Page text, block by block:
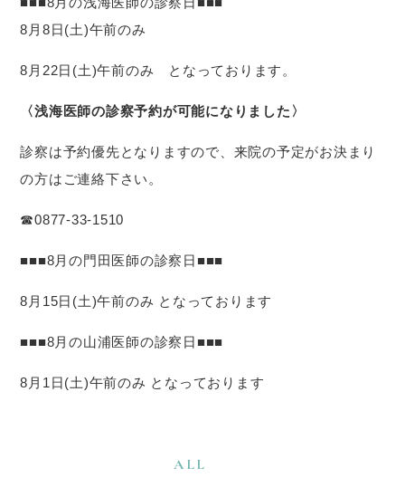
8月8日(土)午前のみ
8月22日(土)午前のみ となっております。
〈浅海医師の診察予約が可能になりました〉
診察は予約優先となりますので、来院の予定がお決まり
の方はご連絡下さい。
☎0877-33-1510
■■■8月の門田医師の診察日■■■
8月15日(土)午前のみ となっております
■■■8月の山浦医師の診察日■■■
8月1日(土)午前のみ となっております
ALL